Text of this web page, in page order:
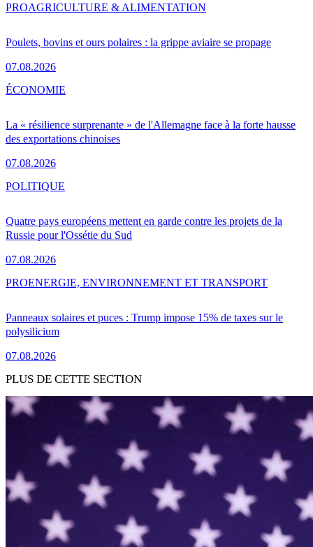
Poulets, bovins et ours polaires : la grippe aviaire se propage
07.08.2026
PROAGRICULTURE & ALIMENTATION
La « résilience surprenante » de l'Allemagne face à la forte hausse
des exportations chinoises
07.08.2026
ÉCONOMIE
Quatre pays européens mettent en garde contre les projets de la
Russie pour l'Ossétie du Sud
07.08.2026
POLITIQUE
Panneaux solaires et puces : Trump impose 15% de taxes sur le
polysilicium
07.08.2026
PROENERGIE, ENVIRONNEMENT ET TRANSPORT
PLUS DE CETTE SECTION